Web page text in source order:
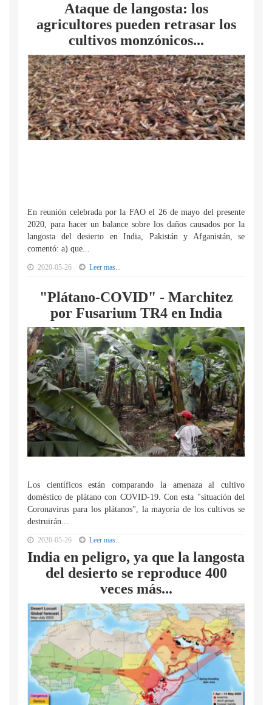
Ataque de langosta: los
agricultores pueden retrasar los
cultivos monzónicos...
En reunión celebrada por la FAO el 26 de mayo del presente
2020, para hacer un balance sobre los daños causados por la
langosta del desierto en India, Pakistán y Afganistán, se
comentó: a) que...
2020-05-26 Leer mas...
"Plátano-COVID" - Marchitez
por Fusarium TR4 en India
Los científicos están comparando la amenaza al cultivo
doméstico de plátano con COVID-19. Con esta "situación del
Coronavirus para los plátanos", la mayoría de los cultivos se
destruirán...
2020-05-26 Leer mas...
India en peligro, ya que la langosta
del desierto se reproduce 400
veces más...